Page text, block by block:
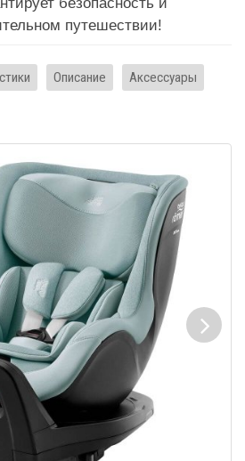
путешествии!
Описание Аксессуары